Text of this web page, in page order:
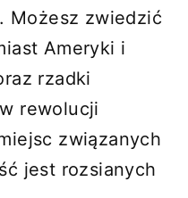
Możesz zwiedzić
Ameryki i
rzadki
rewolucji
związanych
jest rozsianych